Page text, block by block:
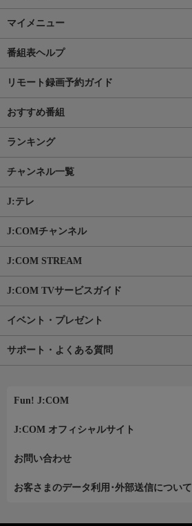
マイメニュー
番組表ヘルプ
リモート録画予約ガイド
おすすめ番組
ランキング
チャンネル一覧
J:テレ
J:COMチャンネル
J:COM STREAM
J:COM TVサービスガイド
イベント・プレゼント
サポート・よくある質問
Fun! J:COM
J:COM オフィシャルサイト
お問い合わせ
お客さまのデータ利用･外部送信について